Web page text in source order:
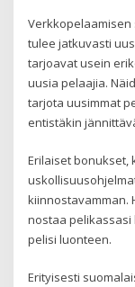
tulee jatkuvasti
tarjoavat usein
uusia pelaajia.
tarjota uusimmat
entistäkin
Erilaiset bonukset,
kiinnostavamman.
nostaa pelikassasi
pelisi luonteen.
Erityisesti